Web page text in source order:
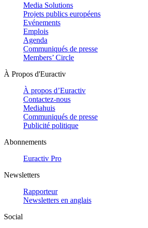
Media Solutions
Projets publics européens
Evénements
Emplois
Agenda
Communiqués de presse
Members’ Circle
À Propos d'Euractiv
À propos d’Euractiv
Contactez-nous
Mediahuis
Communiqués de presse
Publicité politique
Abonnements
Euractiv Pro
Newsletters
Rapporteur
Newsletters en anglais
Social